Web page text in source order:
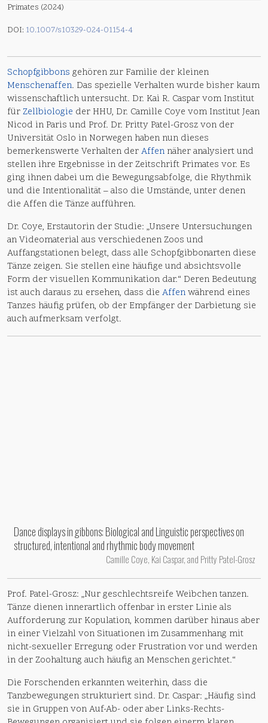
Primates (2024)
DOI: 10.1007/s10329-024-01154-4
Schopfgibbons gehören zur Familie der kleinen
Menschenaffen. Das spezielle Verhalten wurde bisher kaum
wissenschaftlich untersucht. Dr. Kai R. Caspar vom Institut
fürZellbiologie der HHU, Dr. Camille Coye vom Institut Jean
Nicod in Paris und Prof. Dr. Pritty Patel-Grosz von der
Universität Oslo in Norwegen haben nun dieses
bemerkenswerte Verhalten derAffen näher analysiert und
stellen ihre Ergebnisse in der Zeitschrift Primates vor. Es
ging ihnen dabei um die Bewegungsabfolge, die Rhythmik
und die Intentionalität – also die Umstände, unter denen
die Affen die Tänze aufführen.
Dr. Coye, Erstautorin der Studie: „Unsere Untersuchungen
an Videomaterial aus verschiedenen Zoos und
Auffangstationen belegt, dass alle Schopfgibbonarten diese
Tänze zeigen. Sie stellen eine häufige und absichtsvolle
Form der visuellen Kommunikation dar.“ Deren Bedeutung
ist auch daraus zu ersehen, dass die Affenwährend eines
Tanzes häufig prüfen, ob der Empfänger der Darbietung sie
auch aufmerksam verfolgt.
Dance displays in gibbons: Biological and Linguistic perspectives on
structured, intentional and rhythmic body movement
Camille Coye, Kai Caspar, and Pritty Patel-Grosz
Prof. Patel-Grosz: „Nur geschlechtsreife Weibchen tanzen.
Tänze dienen innerartlich offenbar in erster Linie als
Aufforderung zur Kopulation, kommen darüber hinaus aber
in einer Vielzahl von Situationen im Zusammenhang mit
nicht-sexueller Erregung oder Frustration vor und werden
in der Zoohaltung auch häufig an Menschen gerichtet.“
Die Forschenden erkannten weiterhin, dass die
Tanzbewegungen strukturiert sind. Dr. Caspar: „Häufig sind
sie in Gruppen von Auf-Ab- oder aber Links-Rechts-